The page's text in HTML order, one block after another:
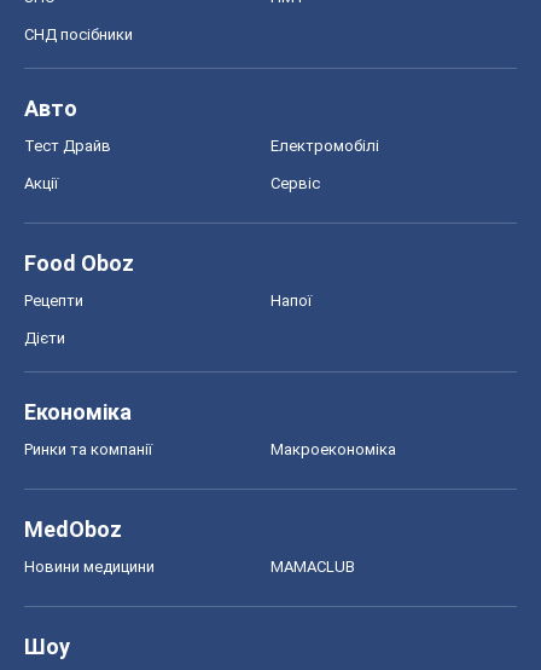
СНД посібники
Авто
Тест Драйв Електромобілі
Акції Сервіс
Food Oboz
Рецепти Напої
Дієти
Економіка
Ринки та компанії Макроекономіка
MedOboz
Новини медицини MAMACLUB
Шоу